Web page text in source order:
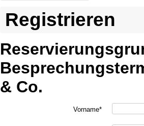
Registrieren
& Co.
Vorname*